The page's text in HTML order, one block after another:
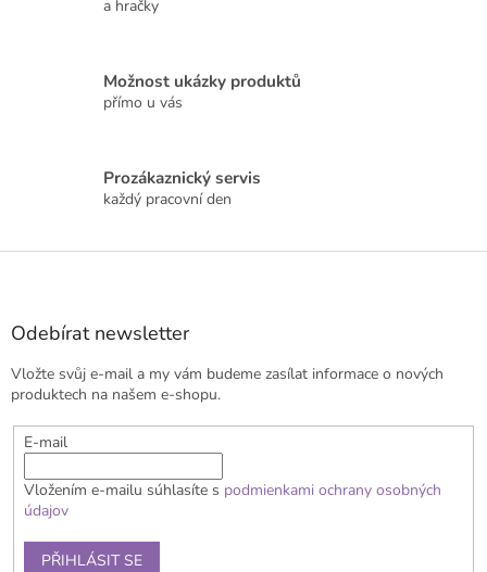
p
i
a hračky
Možnost ukázky produktů
přímo u vás
Prozákaznický servis
každý pracovní den
Z
Odebírat newsletter
Vložte svůj e-mail a my vám budeme zasílat informace o nových
produktech na našem e-shopu.
E-mail
Vložením e-mailu súhlasíte s podmienkami ochrany osobných
údajov
PŘIHLÁSIT SE